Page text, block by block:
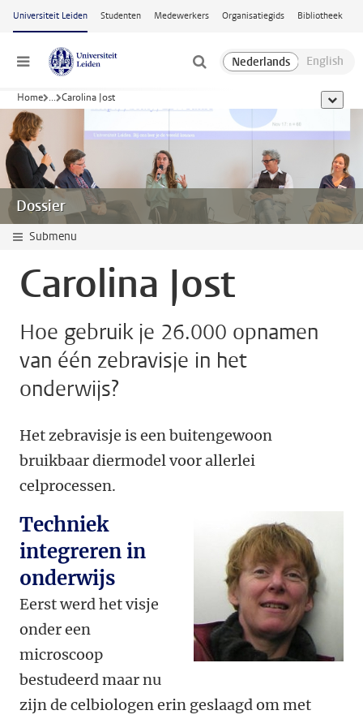
Ga naar hoofdinhoud
Universiteit Leiden Studenten Medewerkers Organisatiegids Bibliotheek
Menu
Home ... Carolina Jost toon
Dossier
Submenu
Carolina Jost
Hoe gebruik je 26.000 opnamen
van één zebravisje in het
onderwijs?
Het zebravisje is een buitengewoon
bruikbaar diermodel voor allerlei
celprocessen.
Techniek
integreren in
onderwijs
Eerst werd het visje
onder een
microscoop
bestudeerd maar nu
zijn de celbiologen erin geslaagd om met